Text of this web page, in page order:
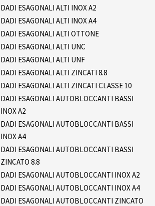
DADI ESAGONALI ALTI INOX A2
DADI ESAGONALI ALTI INOX A4
DADI ESAGONALI ALTI OTTONE
DADI ESAGONALI ALTI UNC
DADI ESAGONALI ALTI UNF
DADI ESAGONALI ALTI ZINCATI 8.8
DADI ESAGONALI ALTI ZINCATI CLASSE 10
DADI ESAGONALI AUTOBLOCCANTI BASSI
INOX A2
DADI ESAGONALI AUTOBLOCCANTI BASSI
INOX A4
DADI ESAGONALI AUTOBLOCCANTI BASSI
ZINCATO 8.8
DADI ESAGONALI AUTOBLOCCANTI INOX A2
DADI ESAGONALI AUTOBLOCCANTI INOX A4
DADI ESAGONALI AUTOBLOCCANTI ZINCATO